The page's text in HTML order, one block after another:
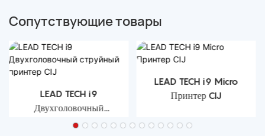
Сопутствующие товары
LEAD TECH i9
Двухголовочный
струйный принтер CIJ
LEAD TECH i9 Micro
Принтер CIJ